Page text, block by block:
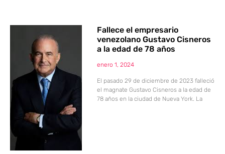
Fallece el empresario
venezolano Gustavo Cisneros
a la edad de 78 años
enero 1, 2024
El pasado 29 de diciembre de 2023 falleció
el magnate Gustavo Cisneros a la edad de
78 años en la ciudad de Nueva York. La